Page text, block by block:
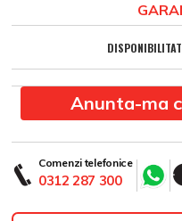
Anunta-ma
Comenzi telefonice
0312 287 300